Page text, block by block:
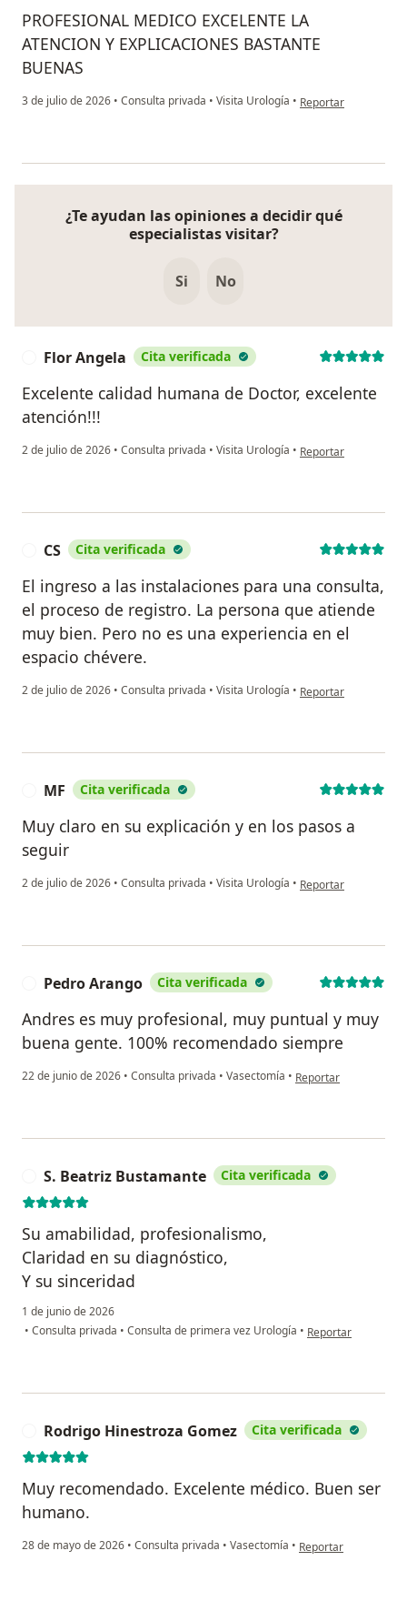
PROFESIONAL MEDICO EXCELENTE LA
ATENCION Y EXPLICACIONES BASTANTE
BUENAS
3 de julio de 2026 • Consulta privada • Visita Urología • en opinión del
Reportar
¿Te ayudan las opiniones a decidir qué
especialistas visitar?
Si No
Flor Angela Cita verificada
Excelente calidad humana de Doctor, excelente
atención!!!
2 de julio de 2026 • Consulta privada • Visita Urología • en opinión del
Reportar
CS Cita verificada
El ingreso a las instalaciones para una consulta,
el proceso de registro. La persona que atiende
muy bien. Pero no es una experiencia en el
espacio chévere.
2 de julio de 2026 • Consulta privada • Visita Urología • en opinión del
Reportar
MF Cita verificada
Muy claro en su explicación y en los pasos a
seguir
2 de julio de 2026 • Consulta privada • Visita Urología • en opinión del
Reportar
Pedro Arango Cita verificada
Andres es muy profesional, muy puntual y muy
buena gente. 100% recomendado siempre
22 de junio de 2026 • Consulta privada • Vasectomía • en opinión del
Reportar
S. Beatriz Bustamante Cita verificada
Su amabilidad, profesionalismo,
Claridad en su diagnóstico,
Y su sinceridad
1 de junio de 2026
• Consulta privada • Consulta de primera vez Urología • en opinión del
Reportar
Rodrigo Hinestroza Gomez Cita verificada
Muy recomendado. Excelente médico. Buen ser
humano.
28 de mayo de 2026 • Consulta privada • Vasectomía • en opinión del
Reportar